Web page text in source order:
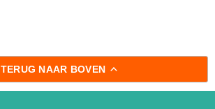
TERUG NAAR BOVEN